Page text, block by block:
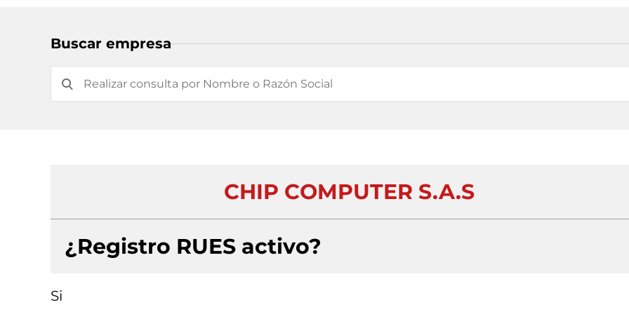
Buscar empresa
CHIP COMPUTER S.A.S
¿Registro RUES activo?
Si